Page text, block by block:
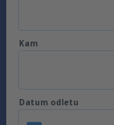
Kam
Datum odletu